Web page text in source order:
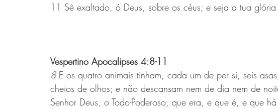
11 Sê exaltado, ó Deus, sobre os céus; e seja a tua
Vespertino Apocalipses 4:8-11
8 E os quatro animais tinham, cada um de per si, seis
cheios de olhos; e não descansam nem de dia nem de
Senhor Deus, o Todo-Poderoso, que era, e que é, e que